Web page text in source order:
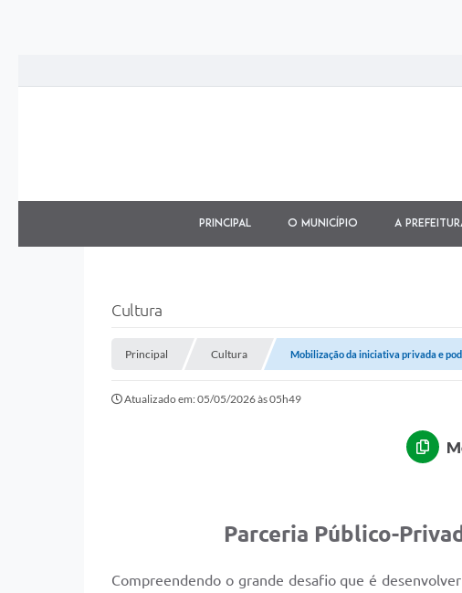
Principal O município A
Cultura
Principal Cultura Mobilização da iniciativa privada e
Atualizado em: 05/05/2026 às 05h49
Parceria Público-
Compreendendo o grande desafio que é